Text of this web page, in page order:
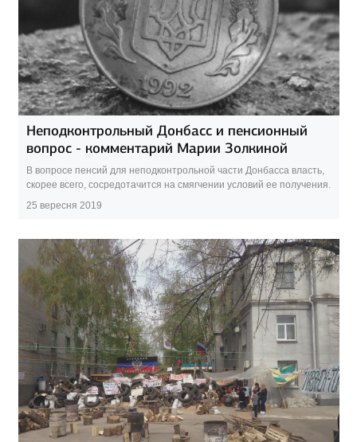
Неподконтрольный Донбасс и пенсионный
вопрос - комментарий Марии Золкиной
В вопросе пенсий для неподконтрольной части Донбасса власть,
скорее всего, сосредотачится на смягчении условий ее получения.
25 вересня 2019